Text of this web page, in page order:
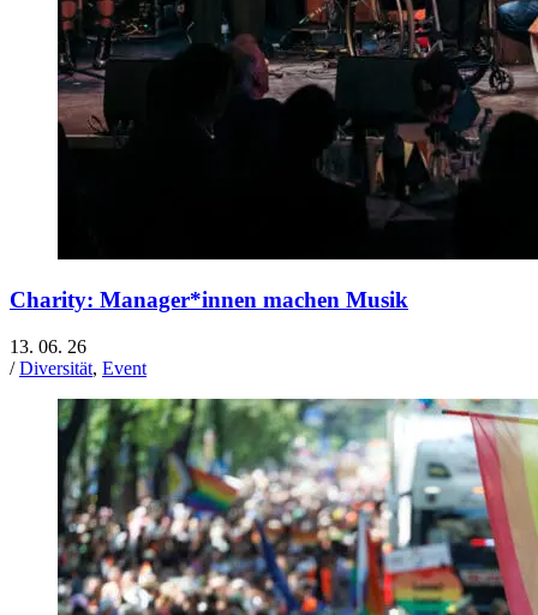
Charity: Manager*innen machen Musik
13. 06. 26
/Diversität, Event